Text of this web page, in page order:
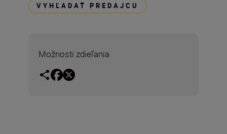
VYHĽADAŤ PREDAJCU
Možnosti zdieľania